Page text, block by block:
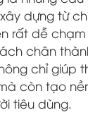
dựng từ
rất dễ
chân
chỉ giúp
còn tạo
tiêu dùng.